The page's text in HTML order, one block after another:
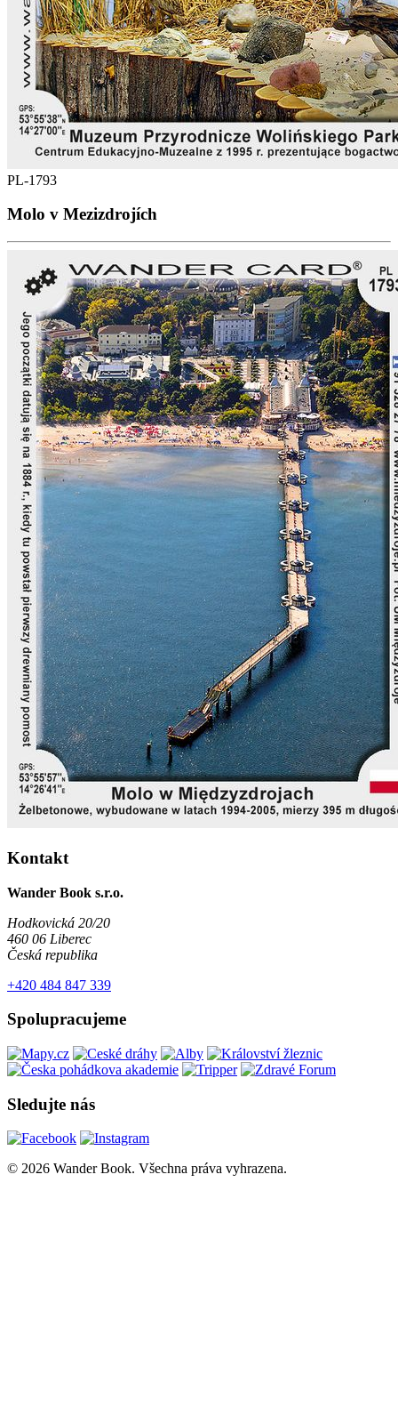
PL-1793
Molo v Mezizdrojích
Kontakt
Wander Book s.r.o.
Hodkovická 20/20
460 06 Liberec
Česká republika
+420 484 847 339
Spolupracujeme
Sledujte nás
© 2026 Wander Book. Všechna práva vyhrazena.